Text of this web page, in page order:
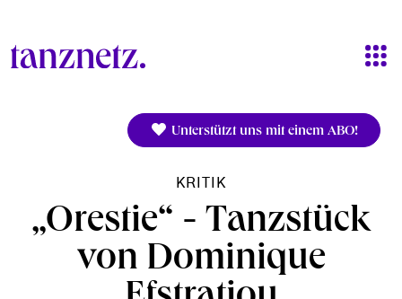
Unterstützt uns mit einem ABO!
KRITIK
„Orestie“ - Tanzstück
von Dominique